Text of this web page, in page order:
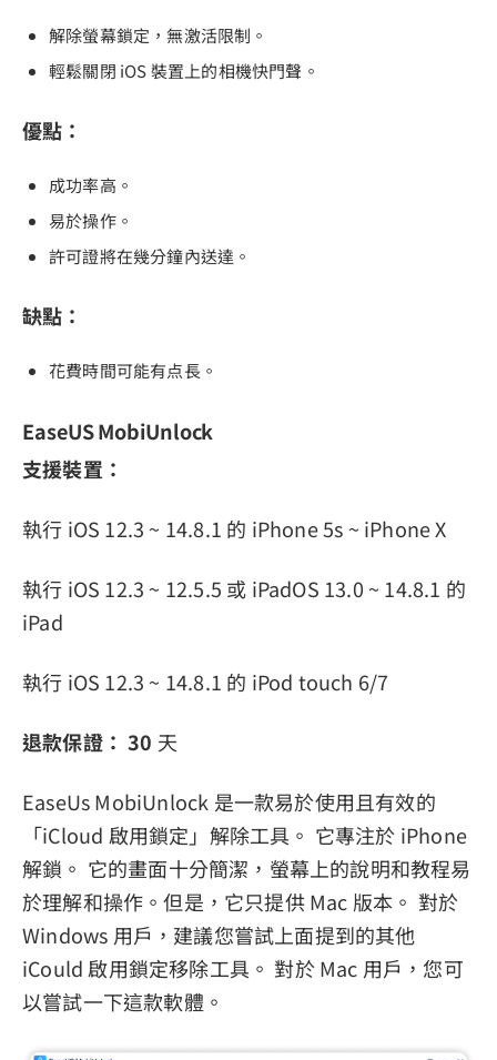
解除螢幕鎖定，無激活限制。
輕鬆關閉 iOS 裝置上的相機快門聲。
優點：
成功率高。
易於操作。
許可證將在幾分鐘內送達。
缺點：
花費時間可能有点長。
EaseUS MobiUnlock
支援裝置：
執行 iOS 12.3 ~ 14.8.1 的 iPhone 5s ~ iPhone X
執行 iOS 12.3 ~ 12.5.5 或 iPadOS 13.0 ~ 14.8.1 的
iPad
執行 iOS 12.3 ~ 14.8.1 的 iPod touch 6/7
退款保證： 30 天
EaseUs MobiUnlock 是一款易於使用且有效的
「iCloud 啟用鎖定」解除工具。 它專注於 iPhone
解鎖。 它的畫面十分簡潔，螢幕上的說明和教程易
於理解和操作。但是，它只提供 Mac 版本。 對於
Windows 用戶，建議您嘗試上面提到的其他
iCould 啟用鎖定移除工具。 對於 Mac 用戶，您可
以嘗試一下這款軟體。